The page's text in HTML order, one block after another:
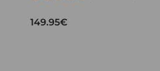
149.95€